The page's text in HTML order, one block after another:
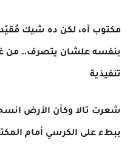
مكتوب آه، لكن ده شيك
بنفسه علشان يتصرف… من
تنفيذية
شعرت تالا وكأن الأرض
ببطء على الكرسي أمام